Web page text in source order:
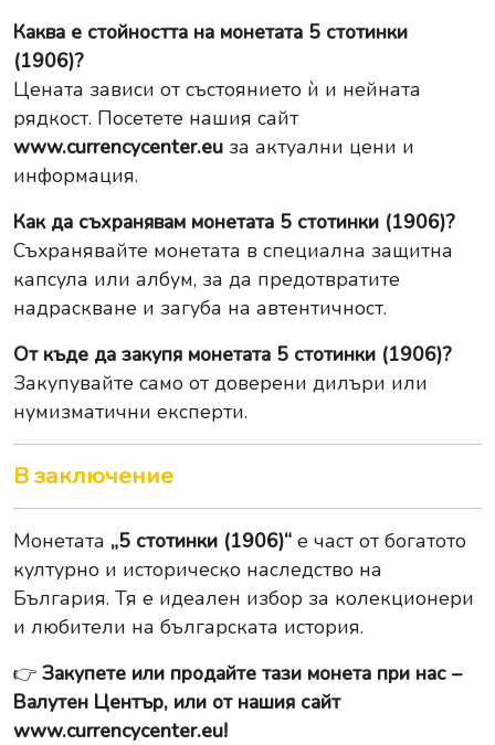
Каква е стойността на монетата 5 стотинки
(1906)?
Цената зависи от състоянието ѝ и нейната
рядкост. Посетете нашия сайт
www.currencycenter.eu за актуални цени и
информация.
Как да съхранявам монетата 5 стотинки (1906)?
Съхранявайте монетата в специална защитна
капсула или албум, за да предотвратите
надраскване и загуба на автентичност.
От къде да закупя монетата 5 стотинки (1906)?
Закупувайте само от доверени дилъри или
нумизматични експерти.
В заключение
Монетата „5 стотинки (1906)“ е част от богатото
културно и историческо наследство на
България. Тя е идеален избор за колекционери
и любители на българската история.
👉 Закупете или продайте тази монета при нас –
Валутен Център, или от нашия сайт
www.currencycenter.eu!